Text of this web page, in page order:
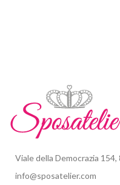
Viale della Democrazia
info@sposatelier.com